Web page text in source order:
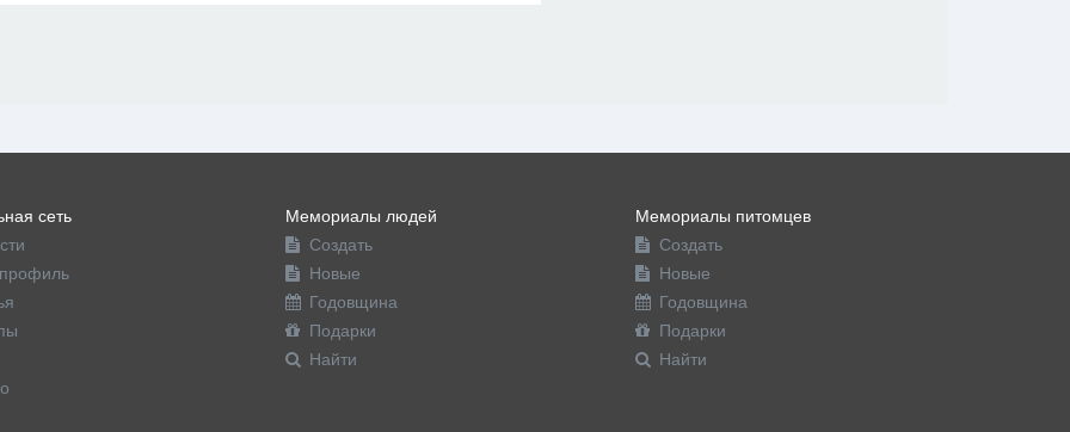
сеть
Мемориалы людей
Создать
Новые
Годовщина
Подарки
Найти
Мемориалы питомцев
Создать
Новые
Годовщина
Подарки
Найти